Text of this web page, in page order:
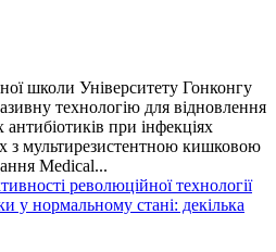
школи Університету Гонконгу
технологію для відновлення
при інфекціях
з мультирезистентною кишковою
Medical...
революційної технології
у нормальному стані: декілька